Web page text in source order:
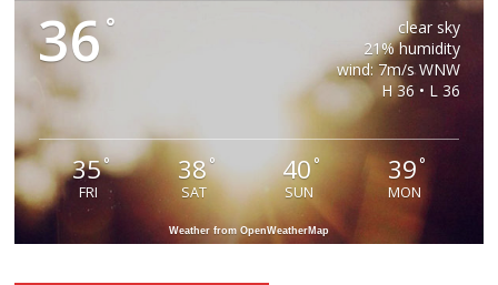
36°
clear sky
21% humidity
wind: 7m/s WNW
H 36 • L 36
35°
FRI
38°
SAT
40 °
SUN
39°
MON
Weather from OpenWeatherMap